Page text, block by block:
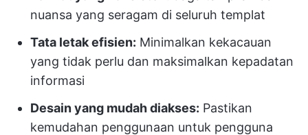
nuansa yang seragam di seluruh templat
Tata letak efisien: Minimalkan kekacauan
yang tidak perlu dan maksimalkan kepadatan
informasi
Desain yang mudah diakses: Pastikan
kemudahan penggunaan untuk pengguna